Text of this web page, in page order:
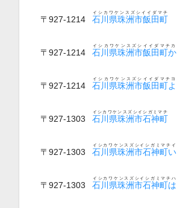
〒927-1214 石川県珠洲市飯田町
イシカワケンスズシイイダマチ
〒927-1214 石川県珠洲市飯田町か
イシカワケンスズシイイダマチカ
〒927-1214 石川県珠洲市飯田町よ
イシカワケンスズシイイダマチヨ
〒927-1303 石川県珠洲市石神町
イシカワケンスズシイシガミマチ
〒927-1303 石川県珠洲市石神町い
イシカワケンスズシイシガミマチイ
〒927-1303 石川県珠洲市石神町は
イシカワケンスズシイシガミマチハ